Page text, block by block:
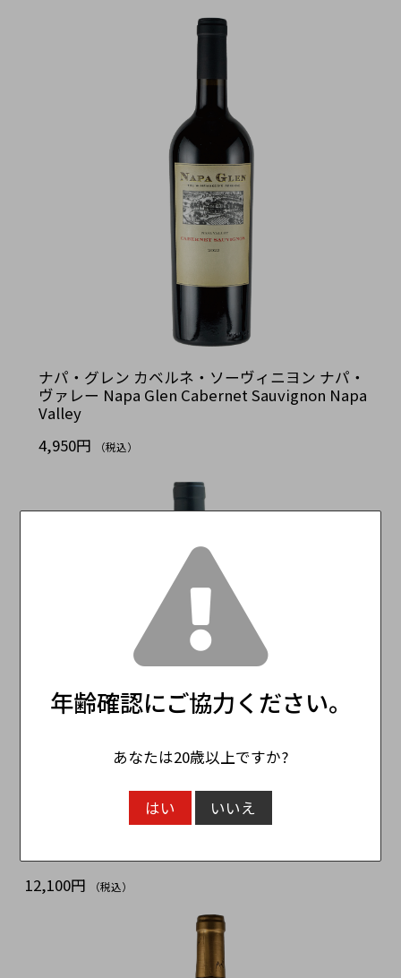
ナパ・グレン カベルネ・ソーヴィニヨン ナパ・
ヴァレー Napa Glen Cabernet Sauvignon Napa
Valley
4,950円
（税込）
12,100円
（税込）
年齢確認にご協力ください。
あなたは20歳以上ですか?
はい いいえ